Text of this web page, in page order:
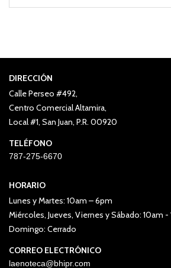
DIRECCIÓN
Calle Perseo #492,
Centro Comercial Altamira,
Local #1, San Juan, P.R. 00920
TELÉFONO
787-275-6670
HORARIO
Lunes y Martes: 10am – 6pm
Miércoles, Jueves, Viernes y Sábado: 10am -
Domingo: Cerrado
CORREO ELECTRÓNICO
laenoteca@bhipr.com